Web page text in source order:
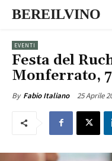
BEREILVINO
EVENTI
Festa del
Monferrato, 7
By Fabio Italiano 25 Aprile